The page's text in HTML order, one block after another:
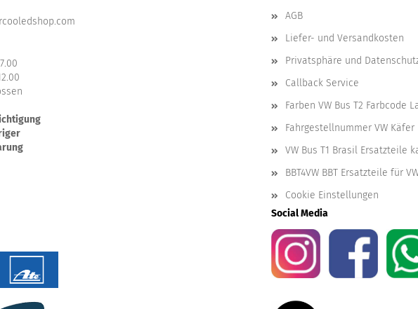
AGB
Liefer- und Versandkosten
Privatsphäre und
Callback Service
Farben VW Bus T2 Farbcode
Fahrgestellnummer VW Käfer
VW Bus T1 Brasil Ersatzteile
BBT4VW BBT Ersatzteile für
Cookie Einstellungen
Social Media